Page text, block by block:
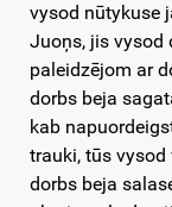
vysod nūtykuse
Juoņs, jis vysod
paleidzējom ar
dorbs beja
kab
trauki, tūs vysod
dorbs beja